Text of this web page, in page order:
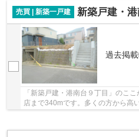
売買 | 新築一戸建
新築戸建・
過去掲
「新築戸建・港南台９丁目」のこ
店まで340mです。多くの方から高
築戸建ての物件です。駅まで徒歩